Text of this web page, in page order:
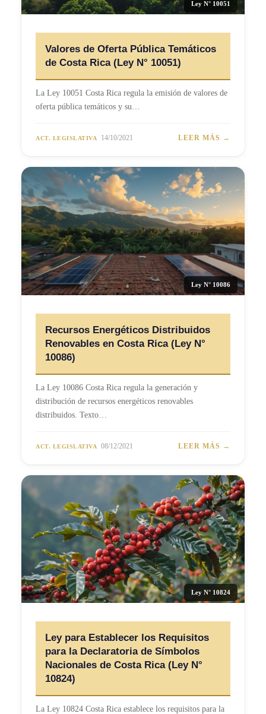
Ley N° 10051
Valores de Oferta Pública Temáticos
de Costa Rica (Ley N° 10051)
La Ley 10051 Costa Rica regula la emisión de valores de
oferta pública temáticos y su…
ACT. LEGISLATIVA 14/10/2021 LEER MÁS →
Ley N° 10086
Recursos Energéticos Distribuidos
Renovables en Costa Rica (Ley N°
10086)
La Ley 10086 Costa Rica regula la generación y
distribución de recursos energéticos renovables
distribuidos. Texto…
ACT. LEGISLATIVA 08/12/2021 LEER MÁS →
Ley N° 10824
Ley para Establecer los Requisitos
para la Declaratoria de Símbolos
Nacionales de Costa Rica (Ley N°
10824)
La Ley 10824 Costa Rica establece los requisitos para la